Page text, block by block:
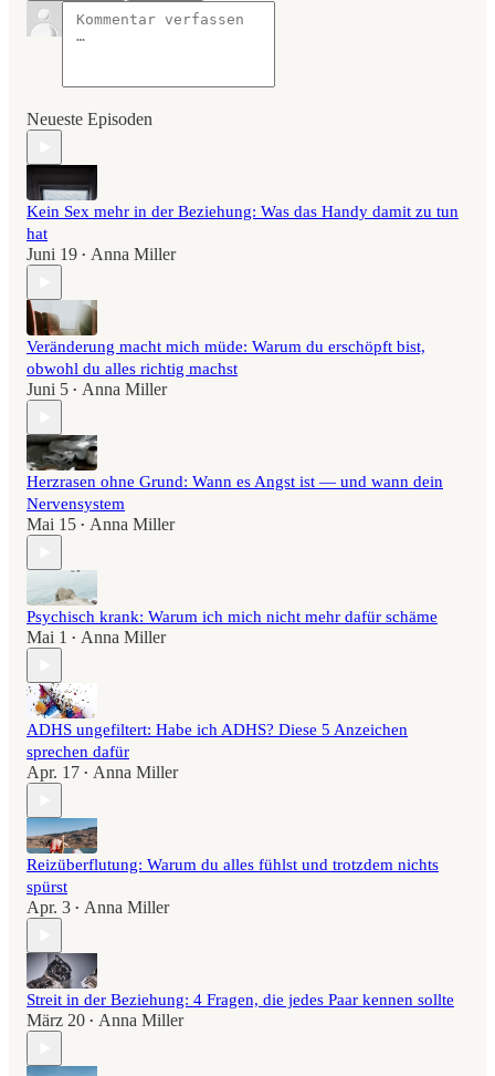
Neueste Episoden
Kein Sex mehr in der Beziehung: Was das Handy damit zu tun
hat
Juni 19 • Anna Miller
Veränderung macht mich müde: Warum du erschöpft bist,
obwohl du alles richtig machst
Juni 5 • Anna Miller
Herzrasen ohne Grund: Wann es Angst ist — und wann dein
Nervensystem
Mai 15 • Anna Miller
Psychisch krank: Warum ich mich nicht mehr dafür schäme
Mai 1 • Anna Miller
ADHS ungefiltert: Habe ich ADHS? Diese 5 Anzeichen
sprechen dafür
Apr. 17 • Anna Miller
Reizüberflutung: Warum du alles fühlst und trotzdem nichts
spürst
Apr. 3 • Anna Miller
Streit in der Beziehung: 4 Fragen, die jedes Paar kennen sollte
März 20 • Anna Miller